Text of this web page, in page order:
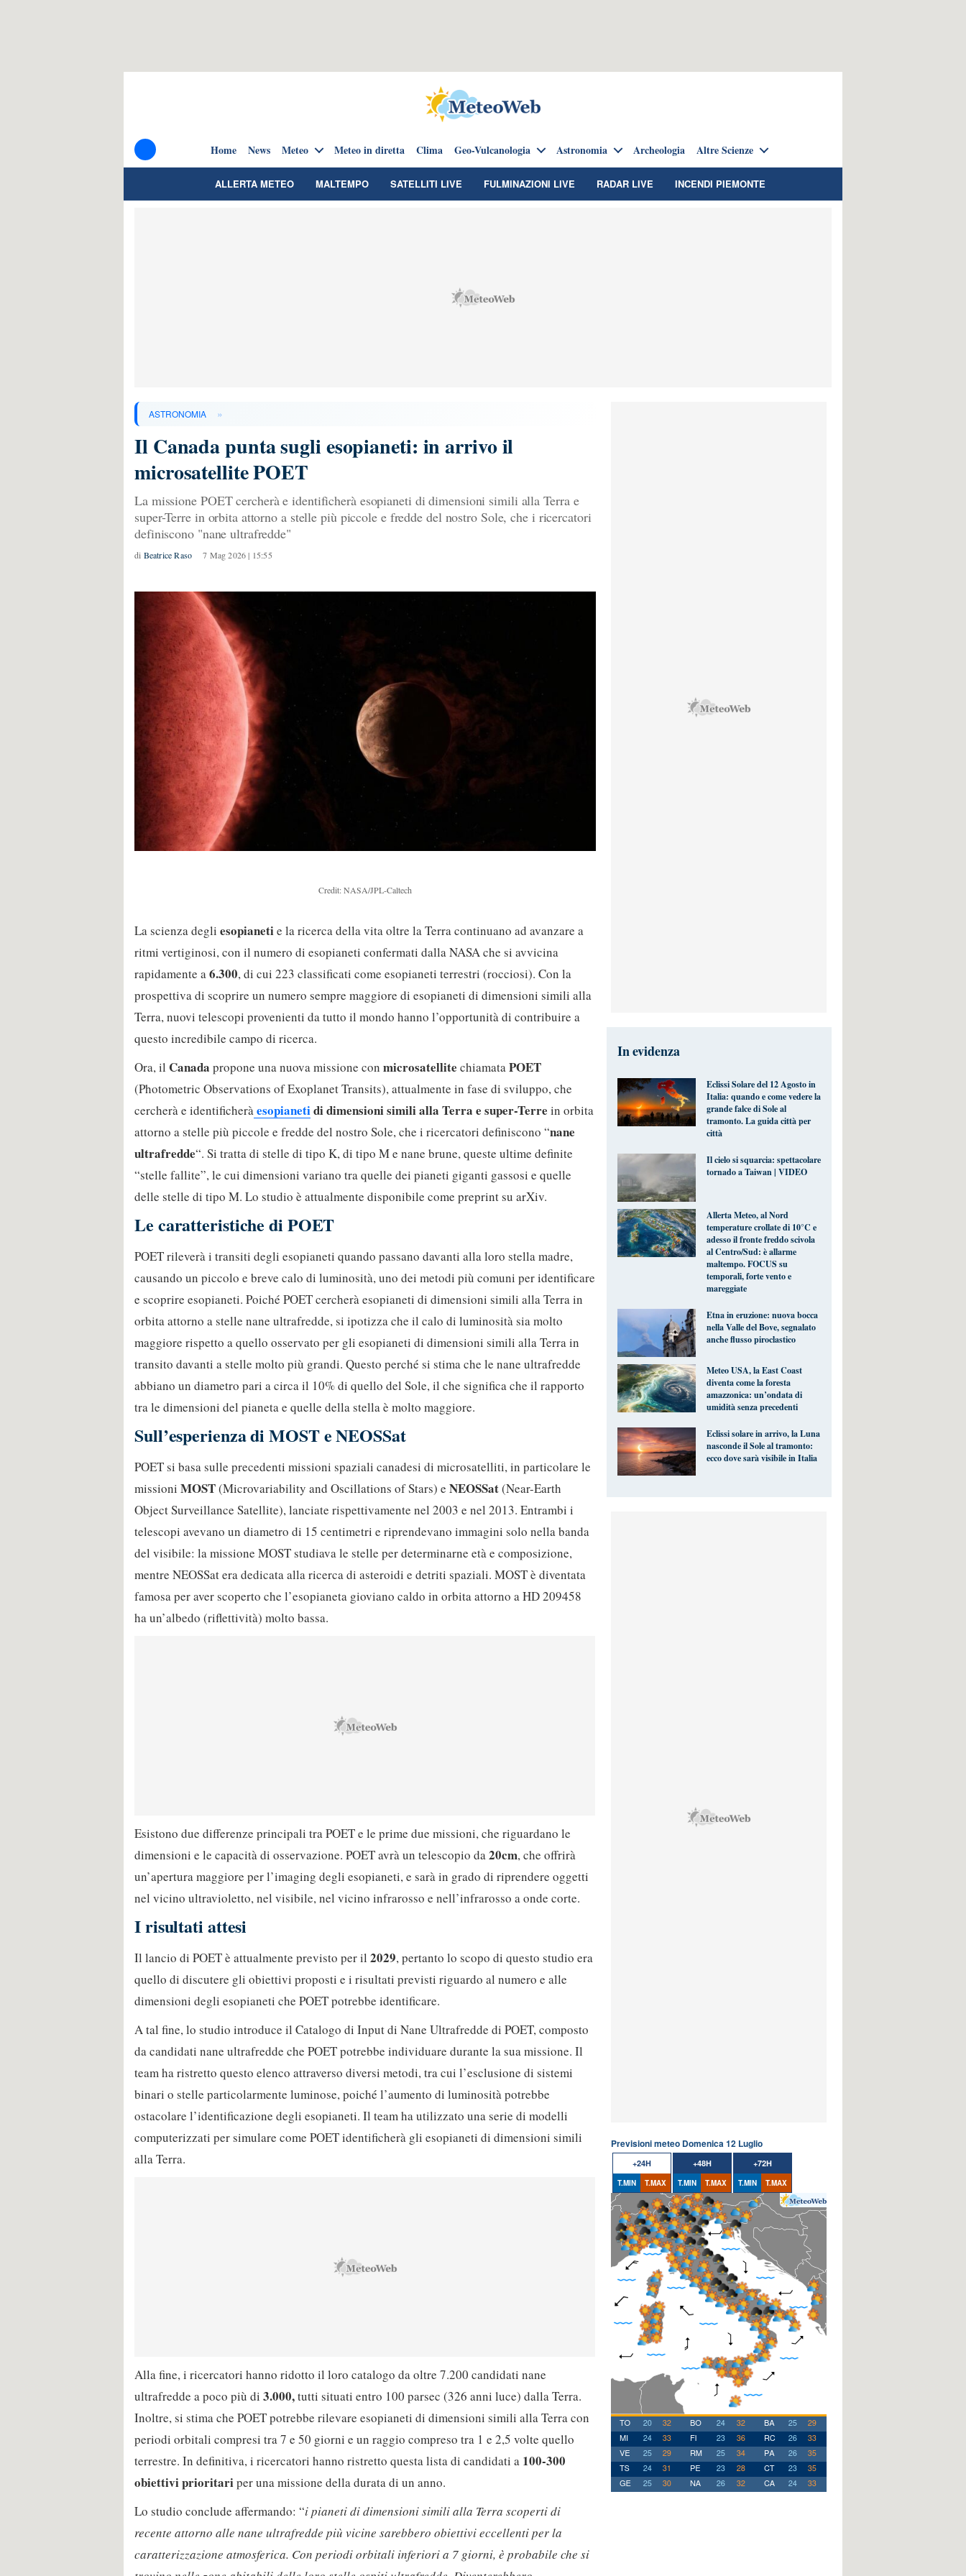
Home News Meteo Meteo in diretta Clima Geo-Vulcanologia Astronomia Archeologia Altre Scienze
ALLERTA METEO MALTEMPO SATELLITI LIVE FULMINAZIONI LIVE RADAR LIVE INCENDI PIEMONTE
ASTRONOMIA »
Il Canada punta sugli esopianeti: in arrivo il
microsatellite POET
La missione POET cercherà e identificherà esopianeti di dimensioni simili alla Terra e
super-Terre in orbita attorno a stelle più piccole e fredde del nostro Sole, che i ricercatori
definiscono "nane ultrafredde"
di Beatrice Raso 7 Mag 2026 | 15:55
Credit: NASA/JPL-Caltech
La scienza degli esopianetie la ricerca della vita oltre la Terra continuano ad avanzare a
ritmi vertiginosi, con il numero di esopianeti confermati dalla NASA che si avvicina
rapidamente a6.300, di cui 223 classificati come esopianeti terrestri (rocciosi). Con la
prospettiva di scoprire un numero sempre maggiore di esopianeti di dimensioni simili alla
Terra, nuovi telescopi provenienti da tutto il mondo hanno l’opportunità di contribuire a
questo incredibile campo di ricerca.
Ora, il Canada propone una nuova missione con microsatellite chiamataPOET
(Photometric Observations of Exoplanet Transits), attualmente in fase di sviluppo, che
cercherà e identificheràesopianetidi dimensioni simili alla Terra e super-Terre in orbita
attorno a stelle più piccole e fredde del nostro Sole, che i ricercatori definiscono “nane
ultrafredde“. Si tratta di stelle di tipo K, di tipo M e nane brune, queste ultime definite
“stelle fallite”, le cui dimensioni variano tra quelle dei pianeti giganti gassosi e quelle
delle stelle di tipo M. Lo studio è attualmente disponibile come preprint su arXiv.
Le caratteristiche di POET
POET rileverà i transiti degli esopianeti quando passano davanti alla loro stella madre,
causando un piccolo e breve calo di luminosità, uno dei metodi più comuni per identificare
e scoprire esopianeti. Poiché POET cercherà esopianeti di dimensioni simili alla Terra in
orbita attorno a stelle nane ultrafredde, si ipotizza che il calo di luminosità sia molto
maggiore rispetto a quello osservato per gli esopianeti di dimensioni simili alla Terra in
transito davanti a stelle molto più grandi. Questo perché si stima che le nane ultrafredde
abbiano un diametro pari a circa il 10% di quello del Sole, il che significa che il rapporto
tra le dimensioni del pianeta e quelle della stella è molto maggiore.
Sull’esperienza di MOST e NEOSSat
POET si basa sulle precedenti missioni spaziali canadesi di microsatelliti, in particolare le
missioni MOST(Microvariability and Oscillations of Stars) e NEOSSat(Near-Earth
Object Surveillance Satellite), lanciate rispettivamente nel 2003 e nel 2013. Entrambi i
telescopi avevano un diametro di 15 centimetri e riprendevano immagini solo nella banda
del visibile: la missione MOST studiava le stelle per determinarne età e composizione,
mentre NEOSSat era dedicata alla ricerca di asteroidi e detriti spaziali. MOST è diventata
famosa per aver scoperto che l’esopianeta gioviano caldo in orbita attorno a HD 209458
ha un’albedo (riflettività) molto bassa.
Esistono due differenze principali tra POET e le prime due missioni, che riguardano le
dimensioni e le capacità di osservazione. POET avrà un telescopio da20cm, che offrirà
un’apertura maggiore per l’imaging degli esopianeti, e sarà in grado di riprendere oggetti
nel vicino ultravioletto, nel visibile, nel vicino infrarosso e nell’infrarosso a onde corte.
I risultati attesi
Il lancio di POET è attualmente previsto per il 2029, pertanto lo scopo di questo studio era
quello di discutere gli obiettivi proposti e i risultati previsti riguardo al numero e alle
dimensioni degli esopianeti che POET potrebbe identificare.
A tal fine, lo studio introduce il Catalogo di Input di Nane Ultrafredde di POET, composto
da candidati nane ultrafredde che POET potrebbe individuare durante la sua missione. Il
team ha ristretto questo elenco attraverso diversi metodi, tra cui l’esclusione di sistemi
binari o stelle particolarmente luminose, poiché l’aumento di luminosità potrebbe
ostacolare l’identificazione degli esopianeti. Il team ha utilizzato una serie di modelli
computerizzati per simulare come POET identificherà gli esopianeti di dimensioni simili
alla Terra.
Alla fine, i ricercatori hanno ridotto il loro catalogo da oltre 7.200 candidati nane
ultrafredde a poco più di 3.000,tutti situati entro 100 parsec (326 anni luce) dalla Terra.
Inoltre, si stima che POET potrebbe rilevare esopianeti di dimensioni simili alla Terra con
periodi orbitali compresi tra 7 e 50 giorni e un raggio compreso tra 1 e 2,5 volte quello
terrestre. In definitiva, i ricercatori hanno ristretto questa lista di candidati a 100-300
obiettivi prioritariper una missione della durata di un anno.
Lo studio conclude affermando: “i pianeti di dimensioni simili alla Terra scoperti di
recente attorno alle nane ultrafredde più vicine sarebbero obiettivi eccellenti per la
caratterizzazione atmosferica. Con periodi orbitali inferiori a 7 giorni, è probabile che si
In evidenza
Eclissi Solare del 12 Agosto in
Italia: quando e come vedere la
grande falce di Sole al
tramonto. La guida città per
città
Il cielo si squarcia: spettacolare
tornado a Taiwan | VIDEO
Allerta Meteo, al Nord
temperature crollate di 10°C e
adesso il fronte freddo scivola
al Centro/Sud: è allarme
maltempo. FOCUS su
temporali, forte vento e
mareggiate
Etna in eruzione: nuova bocca
nella Valle del Bove, segnalato
anche flusso piroclastico
Meteo USA, la East Coast
diventa come la foresta
amazzonica: un’ondata di
umidità senza precedenti
Eclissi solare in arrivo, la Luna
nasconde il Sole al tramonto:
ecco dove sarà visibile in Italia
Previsioni meteo Domenica 12 Luglio
+24H
T.MIN T.MAX
+48H
T.MIN T.MAX
+72H
T.MIN T.MAX